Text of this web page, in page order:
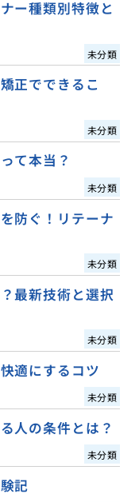
ー種類別特徴と
未分類
正でできるこ
未分類
て本当？
未分類
防ぐ！リテーナ
未分類
最新技術と選択
未分類
適にするコツ
未分類
人の条件とは？
未分類
記